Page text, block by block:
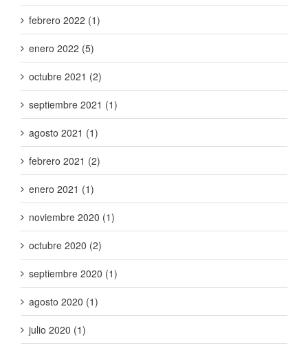
febrero 2022 (1)
enero 2022 (5)
octubre 2021 (2)
septiembre 2021 (1)
agosto 2021 (1)
febrero 2021 (2)
enero 2021 (1)
noviembre 2020 (1)
octubre 2020 (2)
septiembre 2020 (1)
agosto 2020 (1)
julio 2020 (1)